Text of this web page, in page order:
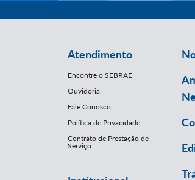
Atendimento
Encontre o SEBRAE
Ouvidoria
Fale Conosco
Política de Privacidade
Contrato de Prestação de
Serviço